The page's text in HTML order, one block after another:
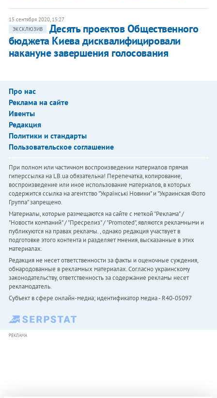
15 сентября 2020, 15:27
ЭКСКЛЮЗИВ
Десять проектов Общественного
бюджета Киева дисквалифицировали
накануне завершения голосования
Про нас
Реклама на сайте
Ивенты
Редакция
Политики и стандарты
Пользовательское соглашение
При полном или частичном воспроизведении материалов прямая
гиперссылка на LB.ua обязательна! Перепечатка, копирование,
воспроизведение или иное использование материалов, в которых
содержится ссылка на агентство "Українськi Новини" и "Украинская Фото
Группа" запрещено.
Материалы, которые размещаются на сайте с меткой "Реклама" /
"Новости компаний" / "Пресрелиз" / "Promoted", являются рекламными и
публикуются на правах рекламы. , однако редакция участвует в
подготовке этого контента и разделяет мнения, высказанные в этих
материалах.
Редакция не несет ответственности за факты и оценочные суждения,
обнародованные в рекламных материалах. Согласно украинскому
законодательству, ответственность за содержание рекламы несет
рекламодатель.
Субъект в сфере онлайн-медиа; идентификатор медиа - R40-05097
РЕКЛАМА